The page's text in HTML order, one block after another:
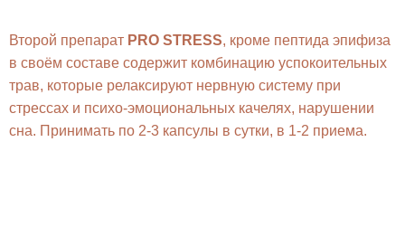
Второй препарат PRO STRESS, кроме пептида эпифиза
в своём составе содержит комбинацию успокоительных
трав, которые релаксируют нервную систему при
стрессах и психо-эмоциональных качелях, нарушении
сна. Принимать по 2-3 капсулы в сутки, в 1-2 приема.